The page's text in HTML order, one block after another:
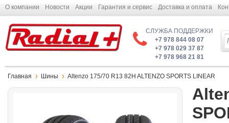
О компании Новости Акции Гарантия и сервис Доставка и оплата
СЛУЖБА ПОДДЕРЖКИ
+7 978 844 08 07
+7 978 029 37 87
+7 978 968 21 81
Главная Шины Altenzo 175/70 R13 82H ALTENZO SPORTS LINEAR